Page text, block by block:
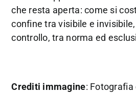
che resta aperta: come si
confine tra visibile e
controllo, tra norma ed
Crediti immagine: Fotografia